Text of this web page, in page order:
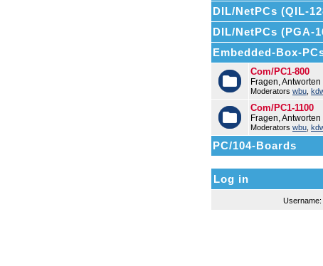
DIL/NetPCs (QIL-
DIL/NetPCs (PGA-
Embedded-Box-
Com/PC1-800
Fragen,
Moderators wbu
Com/PC1-1100
Fragen,
Moderators wbu
PC/104-Boards
Log in
Username: